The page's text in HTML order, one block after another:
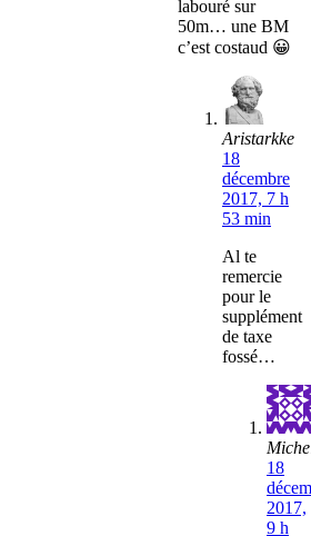
labouré sur
50m… une BM
c’est costaud 😀
Aristarkke
18
décembre
2017, 7 h
53 min
Al te
remercie
pour le
supplément
de taxe
fossé…
18
2017,
9 h